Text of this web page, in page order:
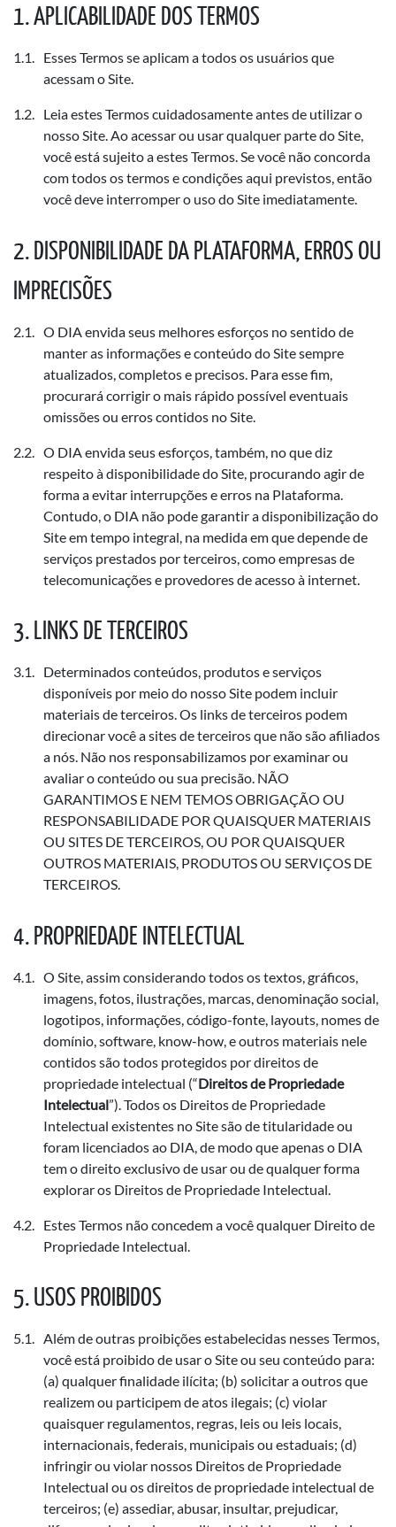
APLICABILIDADE DOS TERMOS
Esses Termos se aplicam a todos os usuários que
acessam o Site.
Leia estes Termos cuidadosamente antes de utilizar o
nosso Site. Ao acessar ou usar qualquer parte do Site,
você está sujeito a estes Termos. Se você não concorda
com todos os termos e condições aqui previstos, então
você deve interromper o uso do Site imediatamente.
DISPONIBILIDADE DA PLATAFORMA, ERROS OU
IMPRECISÕES
O DIA envida seus melhores esforços no sentido de
manter as informações e conteúdo do Site sempre
atualizados, completos e precisos. Para esse fim,
procurará corrigir o mais rápido possível eventuais
omissões ou erros contidos no Site.
O DIA envida seus esforços, também, no que diz
respeito à disponibilidade do Site, procurando agir de
forma a evitar interrupções e erros na Plataforma.
Contudo, o DIA não pode garantir a disponibilização do
Site em tempo integral, na medida em que depende de
serviços prestados por terceiros, como empresas de
telecomunicações e provedores de acesso à internet.
LINKS DE TERCEIROS
Determinados conteúdos, produtos e serviços
disponíveis por meio do nosso Site podem incluir
materiais de terceiros. Os links de terceiros podem
direcionar você a sites de terceiros que não são afiliados
a nós. Não nos responsabilizamos por examinar ou
avaliar o conteúdo ou sua precisão. NÃO
GARANTIMOS E NEM TEMOS OBRIGAÇÃO OU
RESPONSABILIDADE POR QUAISQUER MATERIAIS
OU SITES DE TERCEIROS, OU POR QUAISQUER
OUTROS MATERIAIS, PRODUTOS OU SERVIÇOS DE
TERCEIROS.
PROPRIEDADE INTELECTUAL
O Site, assim considerando todos os textos, gráficos,
imagens, fotos, ilustrações, marcas, denominação social,
logotipos, informações, código-fonte, layouts, nomes de
domínio, software, know-how, e outros materiais nele
contidos são todos protegidos por direitos de
propriedade intelectual (“Direitos de Propriedade
Intelectual”). Todos os Direitos de Propriedade
Intelectual existentes no Site são de titularidade ou
foram licenciados ao DIA, de modo que apenas o DIA
tem o direito exclusivo de usar ou de qualquer forma
explorar os Direitos de Propriedade Intelectual.
Estes Termos não concedem a você qualquer Direito de
Propriedade Intelectual.
USOS PROIBIDOS
Além de outras proibições estabelecidas nesses Termos,
você está proibido de usar o Site ou seu conteúdo para:
(a) qualquer finalidade ilícita; (b) solicitar a outros que
realizem ou participem de atos ilegais; (c) violar
quaisquer regulamentos, regras, leis ou leis locais,
internacionais, federais, municipais ou estaduais; (d)
infringir ou violar nossos Direitos de Propriedade
Intelectual ou os direitos de propriedade intelectual de
terceiros; (e) assediar, abusar, insultar, prejudicar,